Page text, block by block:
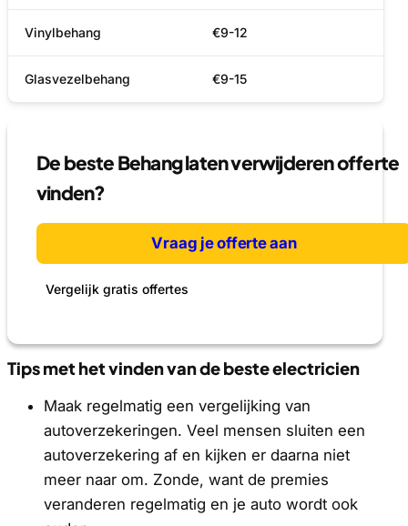
Vinylbehang €9-12
Glasvezelbehang €9-15
De beste Behang laten verwijderen offerte
vinden?
Vraag je offerte aan
Vergelijk gratis offertes
Tips met het vinden van de beste electricien
​Maak regelmatig een vergelijking van
autoverzekeringen. Veel mensen sluiten een
autoverzekering af en kijken er daarna niet
meer naar om. Zonde, want de premies
veranderen regelmatig en je auto wordt ook